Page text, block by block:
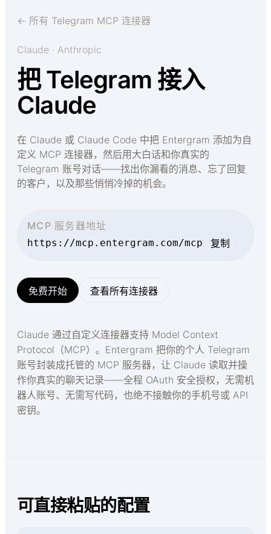
← 所有 Telegram MCP 连接器
Claude · Anthropic
把 Telegram 接入
Claude
在 Claude 或 Claude Code 中把 Entergram 添加为自
定义 MCP 连接器，然后用大白话和你真实的
Telegram 账号对话——找出你漏看的消息、忘了回复
的客户，以及那些悄悄冷掉的机会。
MCP 服务器地址
https://mcp.entergram.com/mcp 复制
免费开始 查看所有连接器
Claude 通过自定义连接器支持 Model Context
Protocol（MCP）。Entergram 把你的个人 Telegram
账号封装成托管的 MCP 服务器，让 Claude 读取并操
作你真实的聊天记录——全程 OAuth 安全授权，无需机
器人账号、无需写代码，也绝不接触你的手机号或 API
密钥。
可直接粘贴的配置